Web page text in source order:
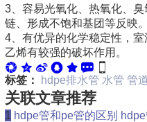
3、容易光氧化、热氧化、
链、形成不饱和基团等反映。
4、有优异的化学稳定性，
乙烯有较强的破坏作用。
标签： hdpe排水管 水管 管
关联文章推荐
1 hdpe管和pe管的区别